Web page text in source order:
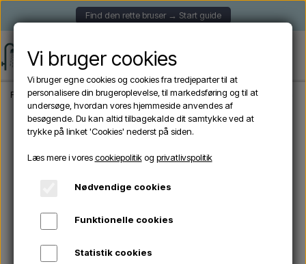
Find den rette bruser → Start guide
Forside Sined DAFNE BLU - Solbruser med fodbruser i aluminium - blå - 35
Vi bruger cookies
Vi bruger egne cookies og cookies fra tredjeparter til at
personalisere din brugeroplevelse, til markedsføring og til at
undersøge, hvordan vores hjemmeside anvendes af
besøgende. Du kan altid tilbagekalde dit samtykke ved at
trykke på linket 'Cookies' nederst på siden.
Læs mere i vorescookiepolitikog privatlivspolitik
Nødvendige cookies
Funktionelle cookies
Statistik cookies